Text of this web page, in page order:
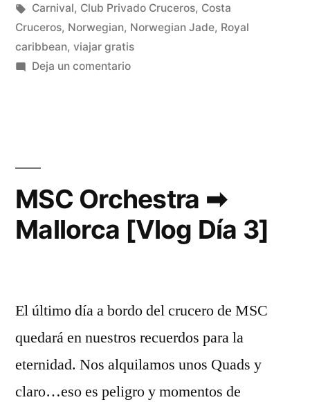
Etiquetas:
Carnival, Club Privado Cruceros, Costa
Cruceros, Norwegian, Norwegian Jade, Royal
caribbean, viajar gratis
Deja un comentarioen
1]
MSC Orchestra ➡
Mallorca [Vlog Día 3]
El último día a bordo del crucero de MSC
quedará en nuestros recuerdos para la
eternidad. Nos alquilamos unos Quads y
claro…eso es peligro y momentos de